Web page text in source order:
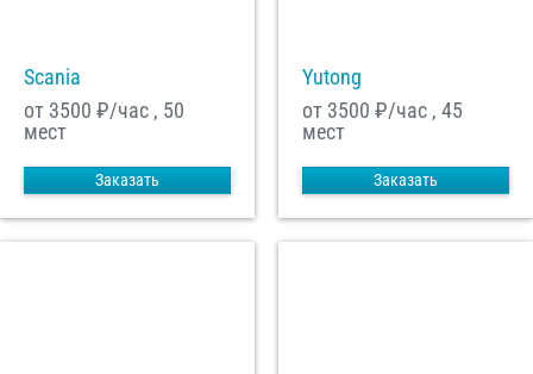
Scania
от 3500 ₽/час , 50
мест
Заказать
Yutong
от 3500 ₽/час , 45
мест
Заказать